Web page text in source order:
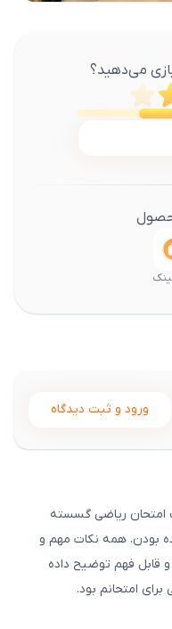
می‌دهید؟
ورود و ثبت دیدگاه
ریاضی گسسته
بودن. همه نکات مهم و
قابل فهم توضیح داده
امتحانم بود.